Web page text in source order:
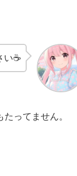
い☕
ってません。